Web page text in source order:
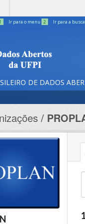
Ir para o menu 2 Ir para a busca
DE DADOS